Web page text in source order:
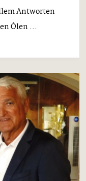
Antworten
Ölen ...